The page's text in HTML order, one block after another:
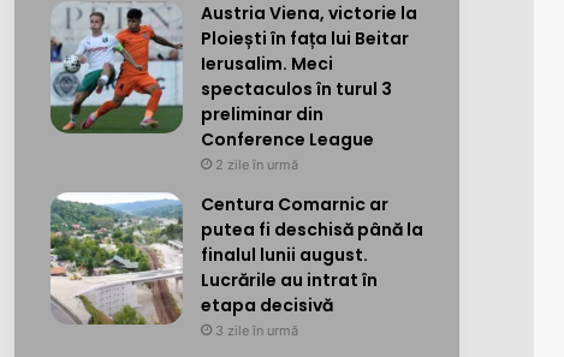
Austria Viena, victorie la
Ploiești în fața lui Beitar
Ierusalim. Meci
spectaculos în turul 3
preliminar din
Conference League
2 zile în urmă
Centura Comarnic ar
putea fi deschisă până la
finalul lunii august.
Lucrările au intrat în
etapa decisivă
3 zile în urmă